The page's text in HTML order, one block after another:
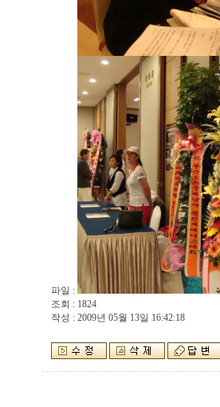
파일 :
조회 : 1824
작성 : 2009년 05월 13일 16:42:18